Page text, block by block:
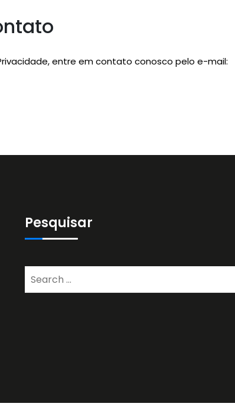
entre em contato conosco pelo e-mail:
Pesquisar
for: